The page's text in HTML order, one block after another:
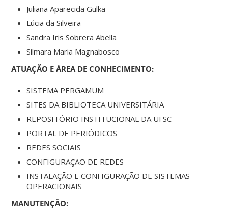
Juliana Aparecida Gulka
Lúcia da Silveira
Sandra Iris Sobrera Abella
Silmara Maria Magnabosco
ATUAÇÃO E ÁREA DE CONHECIMENTO:
SISTEMA PERGAMUM
SITES DA BIBLIOTECA UNIVERSITÁRIA
REPOSITÓRIO INSTITUCIONAL DA UFSC
PORTAL DE PERIÓDICOS
REDES SOCIAIS
CONFIGURAÇÃO DE REDES
INSTALAÇÃO E CONFIGURAÇÃO DE SISTEMAS
OPERACIONAIS
MANUTENÇÃO: